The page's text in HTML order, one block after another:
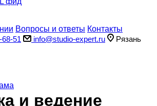
Вопросы и ответы Контакты
51
info@studio-expert.ru Рязань
и ведение